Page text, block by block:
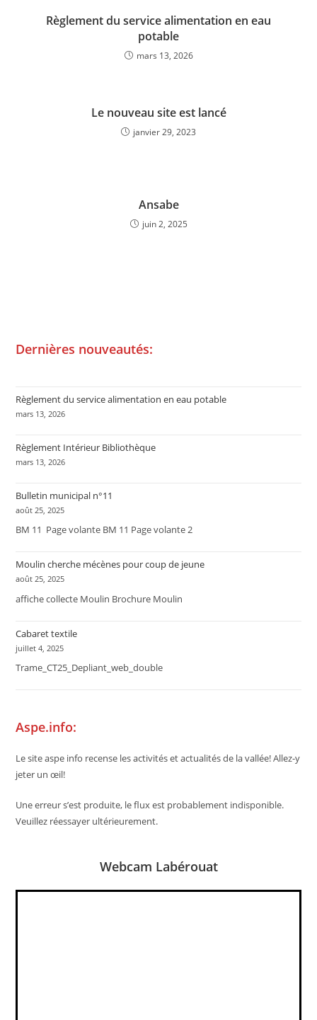
Règlement du service alimentation en eau
potable
mars 13, 2026
Le nouveau site est lancé
janvier 29, 2023
Ansabe
juin 2, 2025
Dernières nouveautés:
Règlement du service alimentation en eau potable
mars 13, 2026
Règlement Intérieur Bibliothèque
mars 13, 2026
Bulletin municipal n°11
août 25, 2025
BM 11 Page volante BM 11 Page volante 2
Moulin cherche mécènes pour coup de jeune
août 25, 2025
affiche collecte Moulin Brochure Moulin
Cabaret textile
juillet 4, 2025
Trame_CT25_Depliant_web_double
Aspe.info:
Le site aspe info recense les activités et actualités de la vallée! Allez-y
jeter un œil!
Une erreur s’est produite, le flux est probablement indisponible.
Veuillez réessayer ultérieurement.
Webcam Labérouat